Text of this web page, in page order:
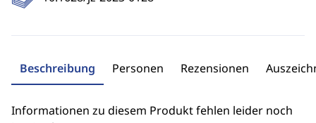
Beschreibung Personen Rezensionen
Informationen zu diesem Produkt fehlen leider noch